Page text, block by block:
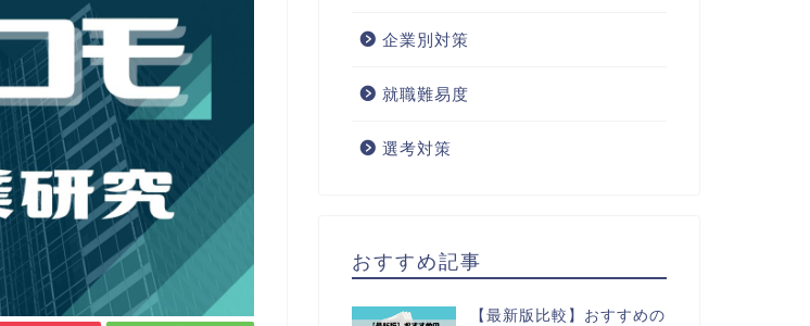
企業別対策
就職難易度
選考対策
おすすめ記事
【最新版比較】おすすめの